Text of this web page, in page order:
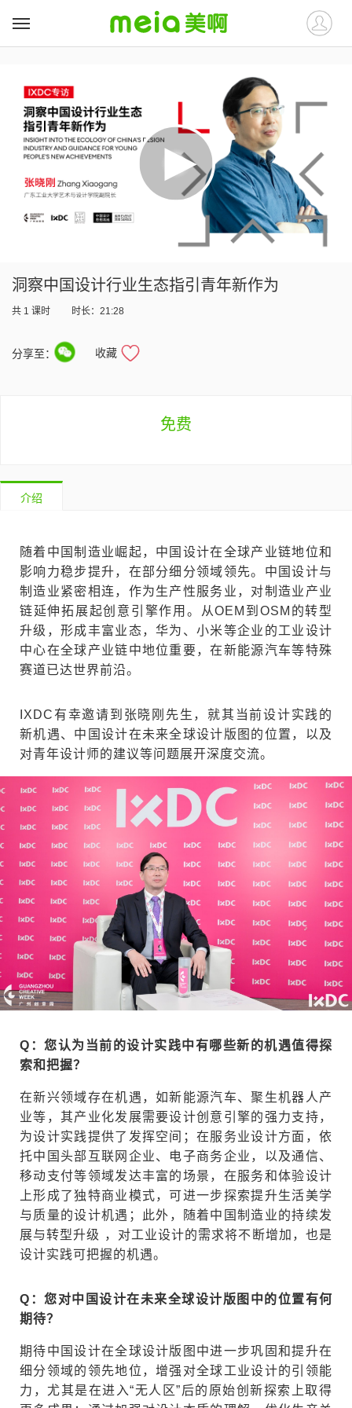
洞察中国设计行业生态指引青年新作为
共 1 课时 时长：21:28
分享至： 收藏
免费
介绍
随着中国制造业崛起，中国设计在全球产业链地位和
影响力稳步提升，在部分细分领域领先。中国设计与
制造业紧密相连，作为生产性服务业，对制造业产业
链延伸拓展起创意引擎作用。从OEM到OSM的转型
升级，形成丰富业态，华为、小米等企业的工业设计
中心在全球产业链中地位重要，在新能源汽车等特殊
赛道已达世界前沿。
IXDC有幸邀请到张晓刚先生，就其当前设计实践的
新机遇、中国设计在未来全球设计版图的位置，以及
对青年设计师的建议等问题展开深度交流。
Q：您认为当前的设计实践中有哪些新的机遇值得探
索和把握？
在新兴领域存在机遇，如新能源汽车、聚生机器人产
业等，其产业化发展需要设计创意引擎的强力支持，
为设计实践提供了发挥空间；在服务业设计方面，依
托中国头部互联网企业、电子商务企业，以及通信、
移动支付等领域发达丰富的场景，在服务和体验设计
上形成了独特商业模式，可进一步探索提升生活美学
与质量的设计机遇；此外，随着中国制造业的持续发
展与转型升级 ，对工业设计的需求将不断增加，也是
设计实践可把握的机遇。
Q：您对中国设计在未来全球设计版图中的位置有何
期待？
期待中国设计在全球设计版图中进一步巩固和提升在
细分领域的领先地位，增强对全球工业设计的引领能
力，尤其是在进入“无人区”后的原始创新探索上取得